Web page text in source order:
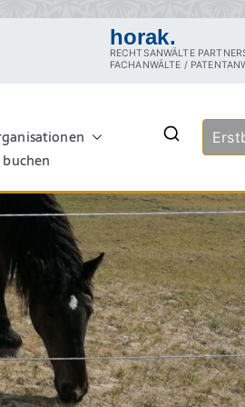
horak.
RECHTSANWÄLTE
FACHANWÄLTE /
Tierschutzrecht,
Sachverständige,